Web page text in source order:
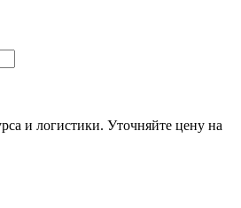
и логистики. Уточняйте цену на